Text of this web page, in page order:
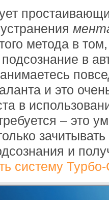
метода в
в
и это
в
– это
и
систему